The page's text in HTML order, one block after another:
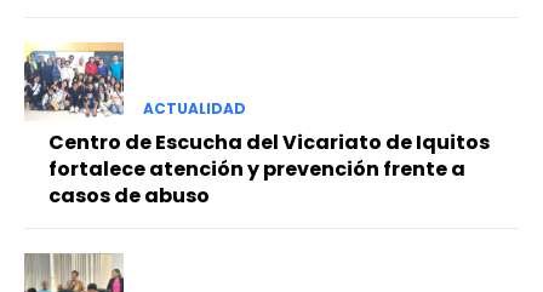
ACTUALIDAD
Centro de Escucha del Vicariato de Iquitos
fortalece atención y prevención frente a
casos de abuso